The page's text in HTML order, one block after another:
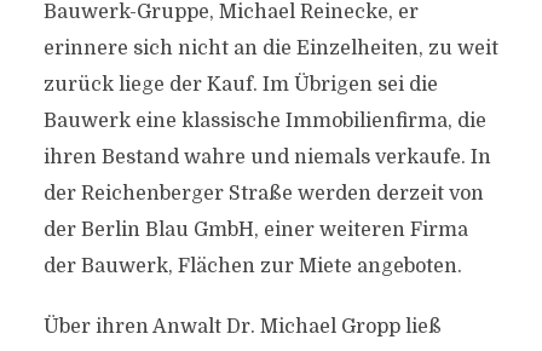
Bauwerk-Gruppe, Michael Reinecke, er
erinnere sich nicht an die Einzelheiten, zu weit
zurück liege der Kauf. Im Übrigen sei die
Bauwerk eine klassische Immobilienfirma, die
ihren Bestand wahre und niemals verkaufe. In
der Reichenberger Straße werden derzeit von
der Berlin Blau GmbH, einer weiteren Firma
der Bauwerk, Flächen zur Miete angeboten.
Über ihren Anwalt Dr. Michael Gropp ließ